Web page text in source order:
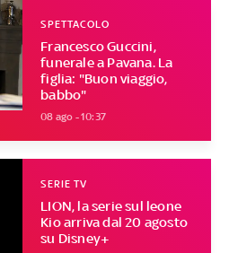
Francesco Guccini,
funerale a Pavana. La
figlia: "Buon viaggio,
babbo"
SPETTACOLO
08 ago - 10:37
LION, la serie sul leone
Kio arriva dal 20 agosto
su Disney+
SERIE TV